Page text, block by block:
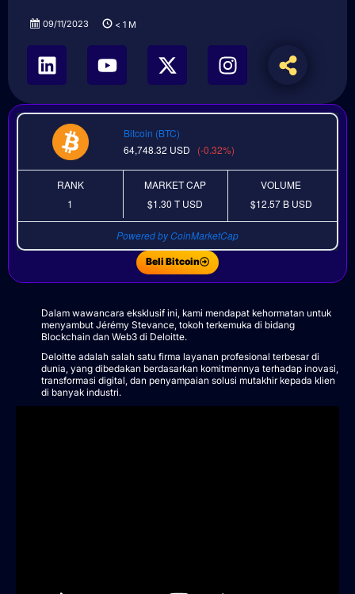
09/11/2023 < 1 M
Bitcoin (BTC)
64,748.32 USD (-0.32%)
RANK
1
MARKET CAP
$1.30 TUSD
VOLUME
$12.57 B USD
Powered by CoinMarketCap
Beli Bitcoin
Dalam wawancara eksklusif ini, kami mendapat kehormatan untuk
menyambut Jérémy Stevance, tokoh terkemuka di bidang
Blockchain dan Web3 di Deloitte.
Deloitte adalah salah satu firma layanan profesional terbesar di
dunia, yang dibedakan berdasarkan komitmennya terhadap inovasi,
transformasi digital, dan penyampaian solusi mutakhir kepada klien
di banyak industri.